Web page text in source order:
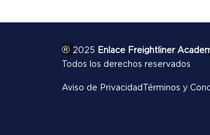
® 2025 Enlace Freightliner
Todos los derechos reservados
Aviso de Privacidad Términos y